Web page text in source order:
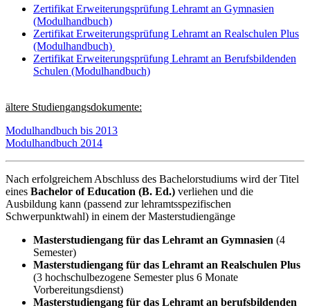
Zertifikat Erweiterungsprüfung Lehramt an Gymnasien
(Modulhandbuch)
Zertifikat Erweiterungsprüfung Lehramt an Realschulen Plus
(Modulhandbuch)
Zertifikat Erweiterungsprüfung Lehramt an Berufsbildenden
Schulen (Modulhandbuch)
ältere Studiengangsdokumente:
Modulhandbuch bis 2013
Modulhandbuch 2014
Nach erfolgreichem Abschluss des Bachelorstudiums wird der Titel
eines Bachelor of Education (B. Ed.) verliehen und die
Ausbildung kann (passend zur lehramtsspezifischen
Schwerpunktwahl) in einem der Masterstudiengänge
Masterstudiengang für das Lehramt an Gymnasien (4
Semester)
Masterstudiengang für das Lehramt an Realschulen Plus
(3 hochschulbezogene Semester plus 6 Monate
Vorbereitungsdienst)
Masterstudiengang für das Lehramt an berufsbildenden